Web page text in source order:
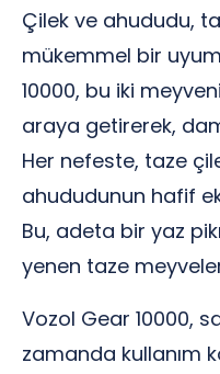
Çilek ve ahududu,
mükemmel bir
10000, bu iki
araya getirerek,
Her nefeste, taze
ahududunun hafif
Bu, adeta bir yaz
yenen taze
Vozol Gear 10000,
zamanda kullanım